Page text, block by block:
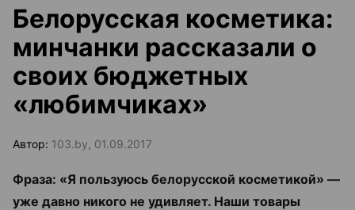
Белорусская косметика:
минчанки рассказали о
своих бюджетных
«любимчиках»
Автор: 103.by, 01.09.2017
Фраза: «Я пользуюсь белорусской косметикой» —
уже давно никого не удивляет. Наши товары